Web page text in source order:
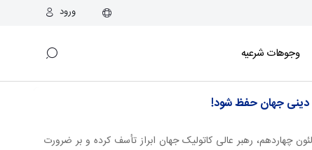
ورود
وجوهات شرعیه
دینی جهان حفظ شود!
چهاردهم، رهبر عالی کاتولیک جهان ابراز تأسف کرده و بر ضرورت